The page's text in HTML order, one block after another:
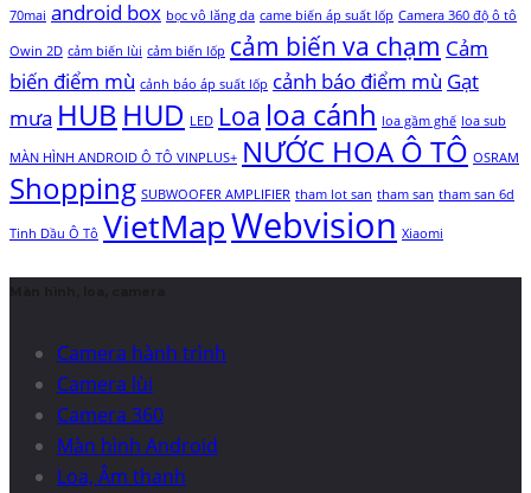
70mai android box bọc vô lăng da came biến áp suất lốp Camera 360 độ ô tô
Owin 2D cảm biến lùi cảm biến lốp cảm biến va chạm Cảm
biến điểm mù cảnh báo áp suất lốp cảnh báo điểm mù Gạt
mưa HUB HUD LED Loa loa cánh loa gầm ghế loa sub
MÀN HÌNH ANDROID Ô TÔ VINPLUS+ NƯỚC HOA Ô TÔ OSRAM
Shopping SUBWOOFER AMPLIFIER tham lot san tham san tham san 6d
Tinh Dầu Ô Tô VietMapWebvision Xiaomi
Camera hành trình
Camera lùi
Camera 360
Màn hình Android
Loa, Âm thanh